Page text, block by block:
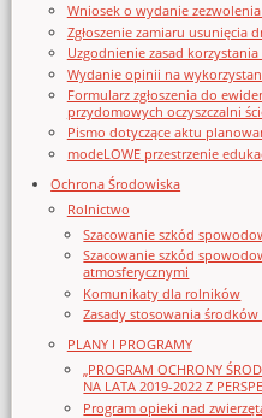
Wniosek o wydanie
Zgłoszenie zamiaru usunięcia
Uzgodnienie zasad
Wydanie opinii na
Formularz zgłoszenia do
przydomowych oczyszczalni
Pismo dotyczące aktu
modeLOWE przestrzenie
Ochrona Środowiska
Rolnictwo
Szacowanie szkód
Szacowanie szkód
atmosferycznymi
Komunikaty dla rolników
Zasady stosowania
PLANY I PROGRAMY
„PROGRAM OCHRONY
NA LATA 2019-2022 Z
Program opieki nad